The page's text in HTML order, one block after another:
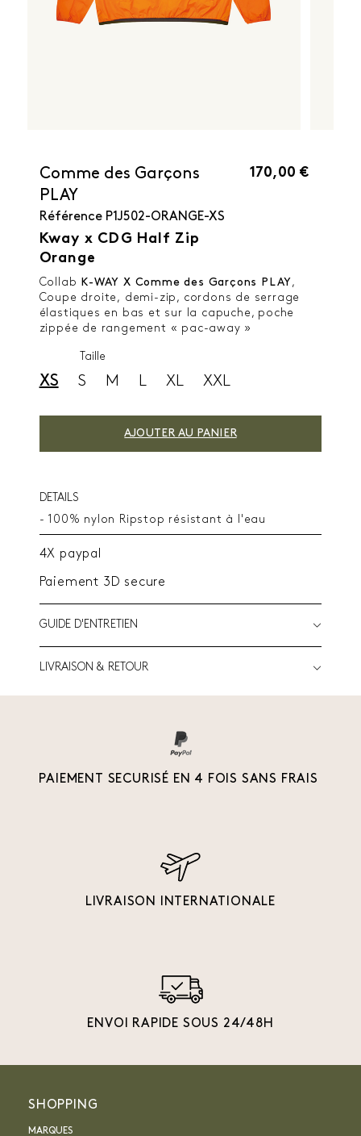
Comme des Garçons
PLAY
Référence P1J502-ORANGE-XS
Kway x CDG Half Zip
Orange
170,00 €
Collab K-WAY X Comme des Garçons PLAY ,
Coupe droite, demi-zip, cordons de serrage
élastiques en bas et sur la capuche, poche
zippée de rangement « pac-away »
Taille
XS S M L XL XXL
AJOUTER AU PANIER
DETAILS
- 100% nylon Ripstop résistant à l'eau
4X paypal
Paiement 3D secure
GUIDE D'ENTRETIEN
LIVRAISON & RETOUR
PAIEMENT SECURISÉ EN 4 FOIS SANS FRAIS
LIVRAISON INTERNATIONALE
ENVOI RAPIDE SOUS 24/48H
SHOPPING
MARQUES